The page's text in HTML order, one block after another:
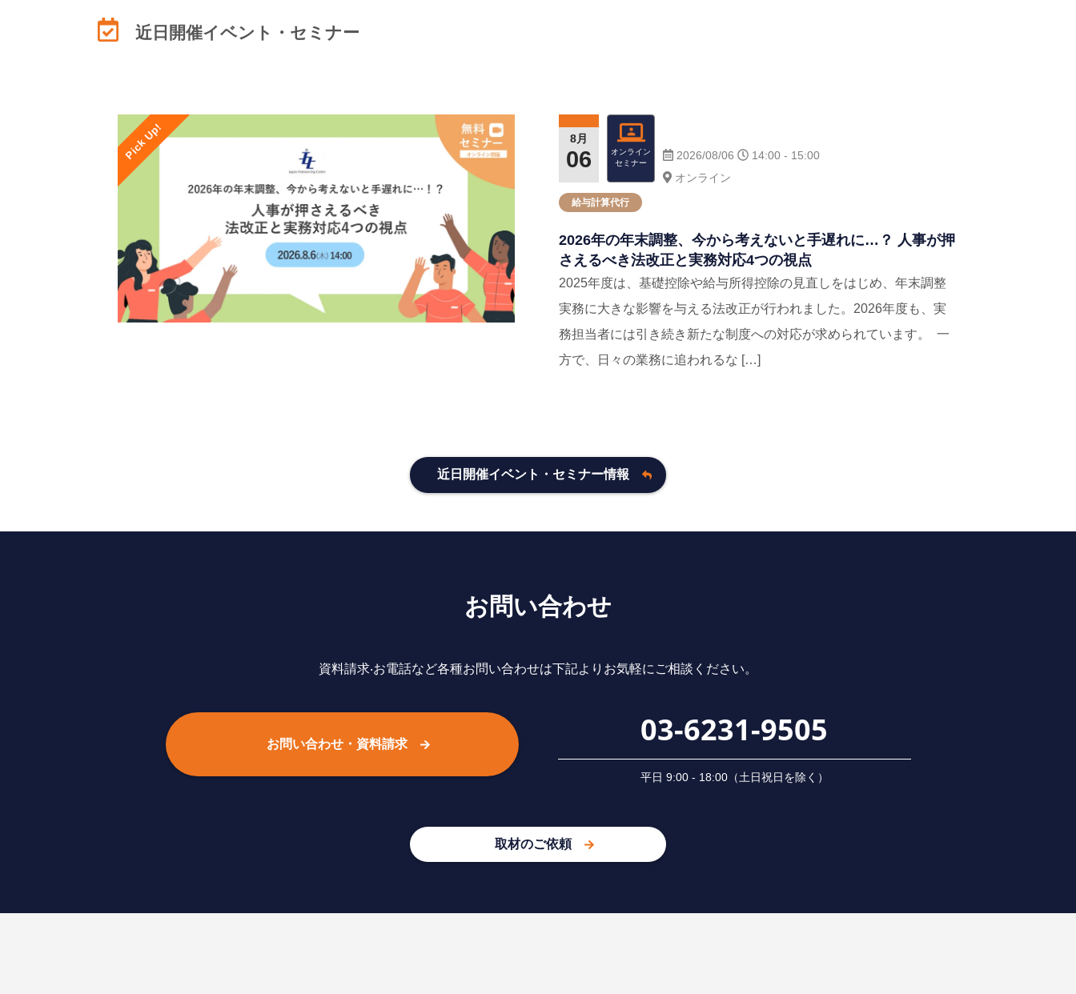
近日開催イベント・セミナー
Pick Up! 8月
06
オンライン
セミナー
2026/08/06
14:00 - 15:00
オンライン
給与計算代⾏
2026年の年末調整、今から考えないと手遅れに…？ 人事が押
さえるべき法改正と実務対応4つの視点
2025年度は、基礎控除や給与所得控除の見直しをはじめ、年末調整
実務に大きな影響を与える法改正が行われました。2026年度も、実
務担当者には引き続き新たな制度への対応が求められています。 一
方で、日々の業務に追われるな […]
近日開催イベント・セミナー情報
お問い合わせ
資料請求‧お電話など各種お問い合わせは下記よりお気軽にご相談ください。
お問い合わせ・資料請求 03-6231-9505
平⽇ 9:00 - 18:00（⼟⽇祝⽇を除く）
取材のご依頼